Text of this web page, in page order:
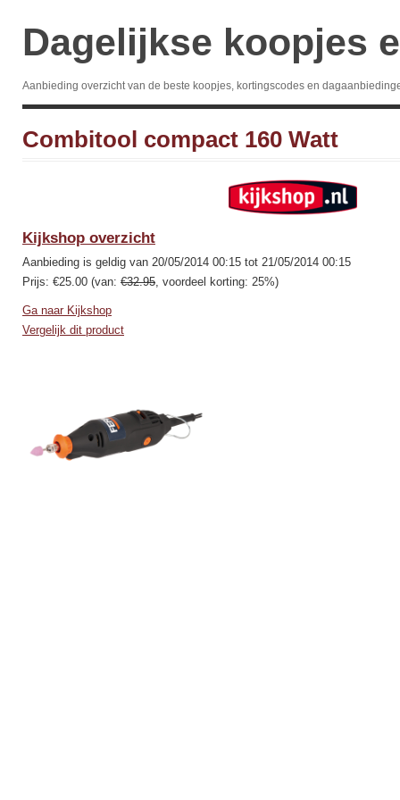
Dagelijkse koopjes
Aanbieding overzicht van de beste koopjes, kortingscodes en
Combitool compact 160 Watt
Kijkshop overzicht
Aanbieding is geldig van 20/05/2014 00:15 tot 21/05/2014 00:15
Prijs: €25.00 (van: €32.95, voordeel korting: 25%)
Ga naar Kijkshop
Vergelijk dit product